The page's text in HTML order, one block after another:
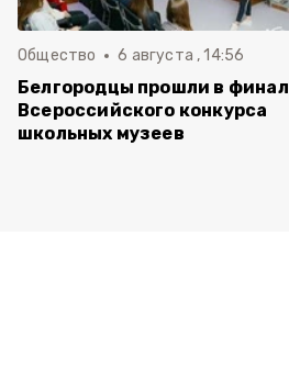
Общество 6 августа , 14:56
Белгородцы прошли в финал
Всероссийского конкурса
школьных музеев